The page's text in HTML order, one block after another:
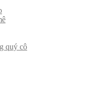
quý cô